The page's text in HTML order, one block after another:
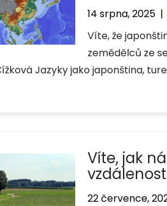
14 srpna, 2025
Víte, že
zemědělců ze
Jazyky jako japonština,
Víte, jak
22 července,